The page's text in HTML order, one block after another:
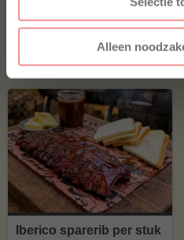
Alleen
Iberico sparerib per stuk